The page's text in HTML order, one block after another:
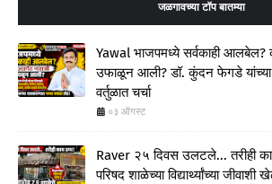
जळगावच्या टॉप बातम्या
Yawal भाजपमध्ये सर्वकाही आलबेल?
उफाळून आली? डॉ. कुंदन फेगडे यांच्या
वर्तुळात चर्चा
०३ ऑगस्ट
Raver २५ दिवस उलटले... तरीही
परिषद शाळेच्या विद्यार्थ्यांच्या